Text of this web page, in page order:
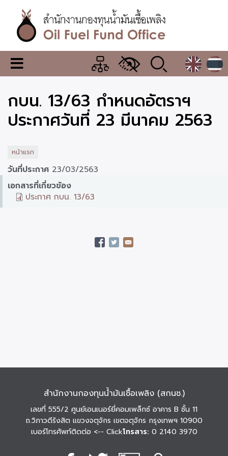
เนื้อหา
หลักสำนักงาน
กองทุน
น้ำมัน
เชื้อ
เมนู
เปลี่ยน
แสดง
ผล
กบน. 13/63 กำหนดอัตราฯ
ประกาศวันที่ 23 มีนาคม 2563
หน้าแรก
วันที่ประกาศ 23/03/2563
เอกสารที่เกี่ยวข้อง
ประกาศ กบน. 13/63
สำนักงานกองทุนน้ำมันเชื้อเพลิง (สกนช.)
เลขที่ 555/2 ศูนย์เอนเนอร์ยี่คอมเพล็กซ์ อาคาร B ชั้น 11
ถ.วิภาวดีรังสิต แขวงจตุจักร เขตจตุจักร กรุงเทพฯ 10900
เบอร์โทรศัพท์ติดต่อ <-- Clickโทรสาร: 0 2140 3970